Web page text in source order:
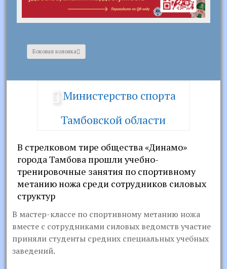
Боковая колонка
Министерство спорта
Тамбовской области
В стрелковом тире общества «Динамо»
города Тамбова прошли учебно-
тренировочные занятия по спортивному
метанию ножа среди сотрудников силовых
структур
В мастер-классе по спортивному метанию ножа
вместе с сотрудниками силовых ведомств участие
приняли студенты средних специальных учебных
заведений.